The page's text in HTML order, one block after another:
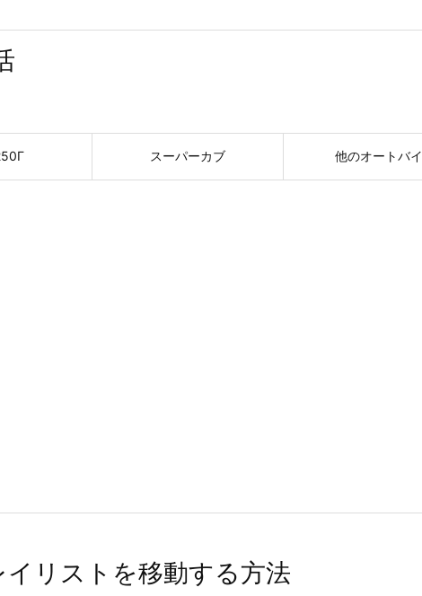
スーパーカブ 他のオートバイ
リストを移動する方法